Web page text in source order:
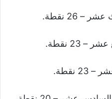
26 نقطة.
23 نقطة.
نقطة.